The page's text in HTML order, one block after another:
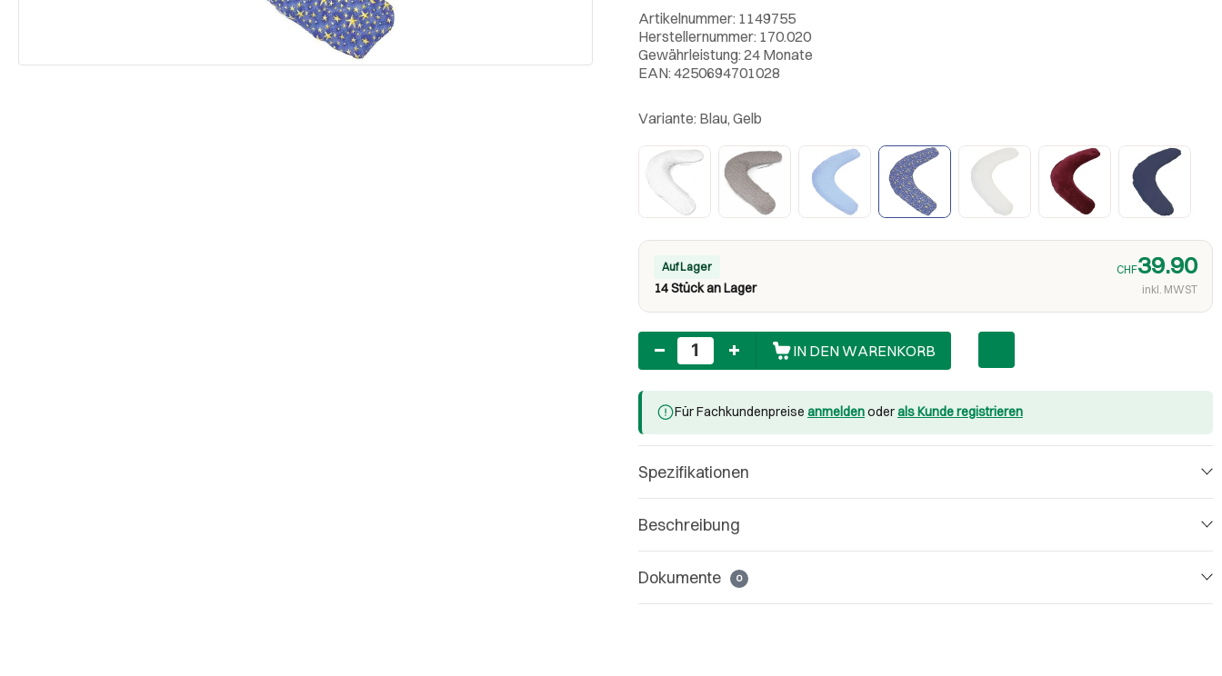
Artikelnummer: 1149755
Herstellernummer: 170.020
Gewährleistung: 24 Monate
EAN: 4250694701028
Variante: Blau, Gelb
Auf Lager
14 Stück an Lager
CHF39.90
inkl. MWST
Anzahl
IN DEN WARENKORB
Für Fachkundenpreise anmeldenoderals Kunde registrieren
Spezifikationen
Beschreibung
Dokumente 0